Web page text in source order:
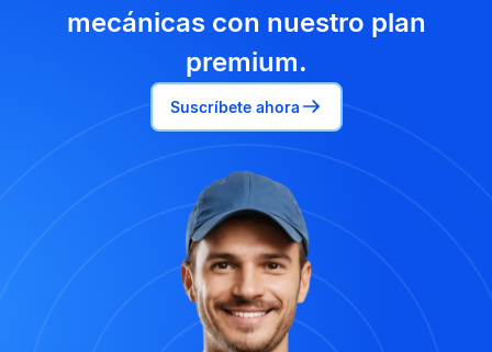
mecánicas con nuestro plan
premium.
Suscríbete ahora